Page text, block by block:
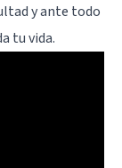
y ante todo
tu vida.